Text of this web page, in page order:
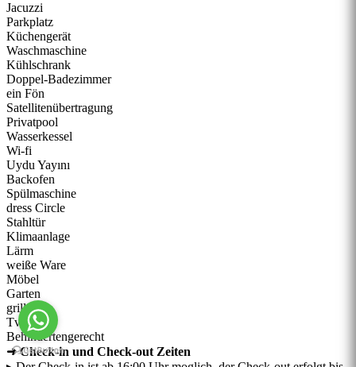
Jacuzzi
Parkplatz
Küchengerät
Waschmaschine
Kühlschrank
Doppel-Badezimmer
ein Fön
Satellitenübertragung
Privatpool
Wasserkessel
Wi-fi
Uydu Yayını
Backofen
Spülmaschine
dress Circle
Stahltür
Klimaanlage
Lärm
weiße Ware
Möbel
Garten
grill
Tv
Behindertengerecht
➜ Check-in und Check-out Zeiten